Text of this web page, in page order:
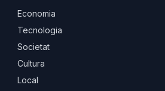
Economia
Tecnologia
Societat
Cultura
Local